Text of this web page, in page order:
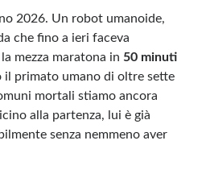
considerarsi un prodotto editoriale ai
L’autore non è responsabile di quanto
vari post. Saranno comunque cancellati quelli
o dell’onorabilità di terzi, di genere spam,
non conformi al rispetto delle norme sulla
questo blog sono tratte da Internet e, pertanto,
la loro pubblicazione violasse eventuali
blog non è responsabile dei siti collegati
2026. Un robot umanoide,
che fino a ieri faceva
mezza maratona in 50 minuti
il primato umano di oltre sette
mortali stiamo ancora
alla partenza, lui è già
senza nemmeno aver